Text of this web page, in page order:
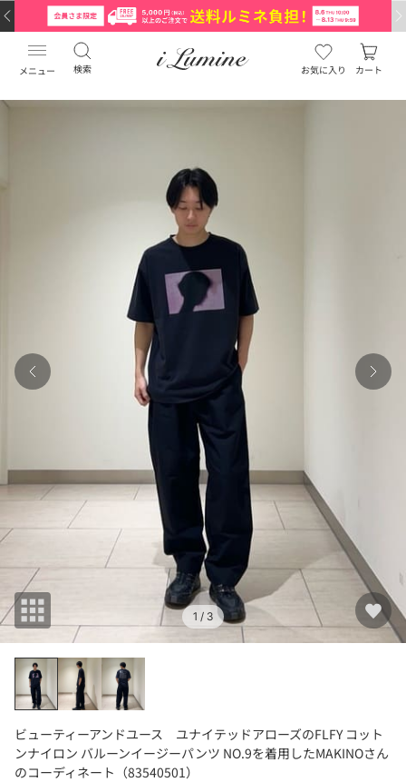
メニュー 検索 お気に入り カート
1 / 3
ビューティーアンドユース ユナイテッドアローズのFLFY コット
ンナイロン バルーンイージーパンツ NO.9を着用したMAKINOさん
のコーディネート（83540501）